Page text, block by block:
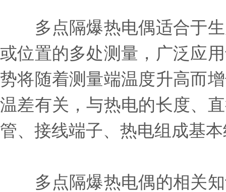
多点隔爆热电偶适合于生
或位置的多处测量，广泛应
势将随着测量端温度升高而
温差有关，与热电的长度、
管、接线端子、热电组成基
多点隔爆热电偶的相关知